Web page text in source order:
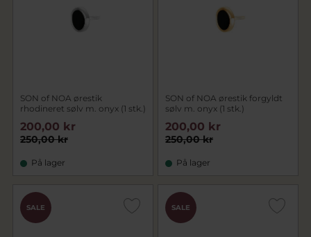
SON of NOA ørestik
rhodineret sølv m. onyx (1 stk.)
250,00 kr
200,00 kr
På lager
SON of NOA ørestik forgyldt
sølv m. onyx (1 stk.)
250,00 kr
200,00 kr
På lager
SALE SALE